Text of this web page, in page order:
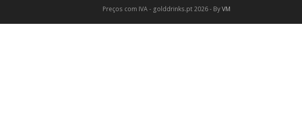
Preços com IVA - golddrinks.pt 2026 - ByVM